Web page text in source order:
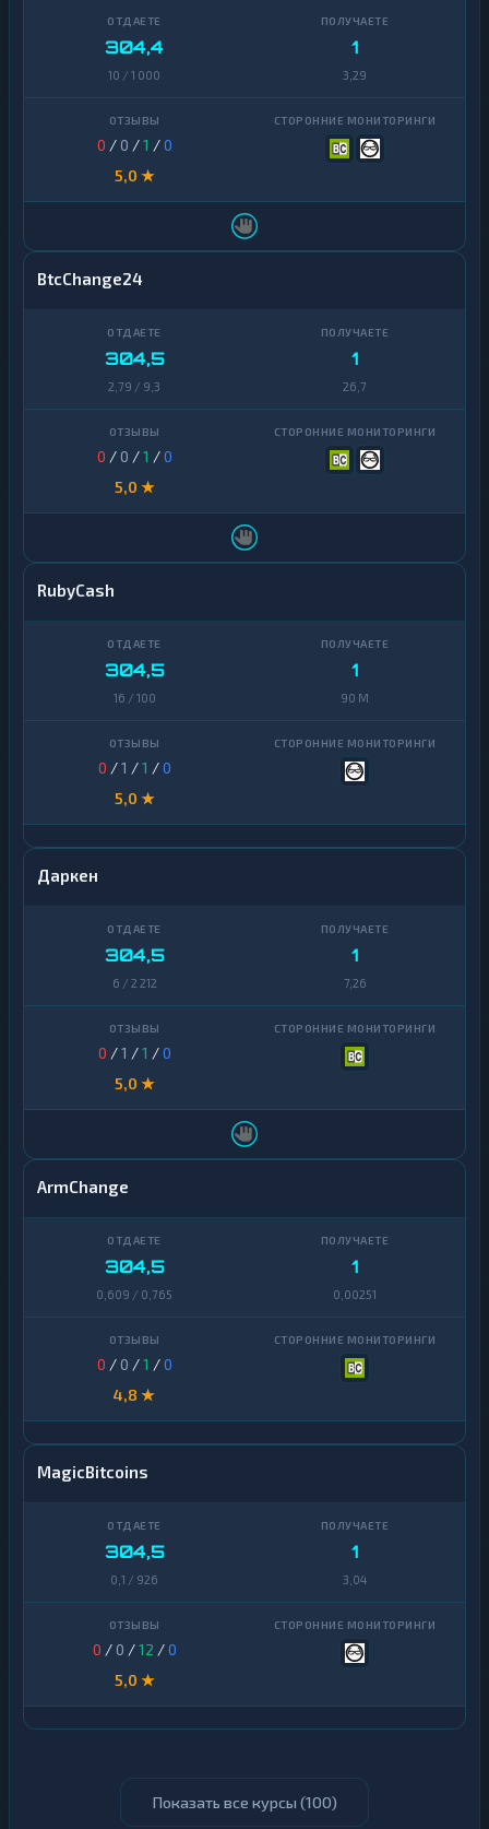
304,4
10 / 1 000
1
3,29
0 / 0 /1 /0
5,0 ★
BtcChange24
304,5
2,79 / 9,3
1
26,7
0 / 0 /1 /0
5,0 ★
RubyCash
304,5
16 / 100
1
90 M
0 /1 /1 /0
5,0 ★
Даркен
304,5
6 / 2 212
1
7,26
0 /1 /1 /0
5,0 ★
ArmChange
304,5
0,609 / 0,765
1
0,00251
0 / 0 /1 /0
4,8 ★
MagicBitcoins
304,5
0,1 / 926
1
3,04
0 / 0 /12 /0
5,0 ★
Показать все курсы (100)